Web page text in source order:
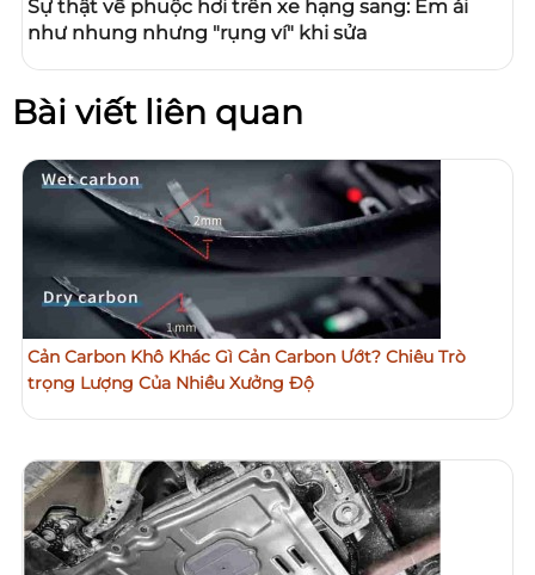
Sự thật về phuộc hơi trên xe hạng sang: Êm ái
như nhung nhưng "rụng ví" khi sửa
Bài viết liên quan
Cản Carbon Khô Khác Gì Cản Carbon Ướt? Chiêu Trò
trọng Lượng Của Nhiều Xưởng Độ